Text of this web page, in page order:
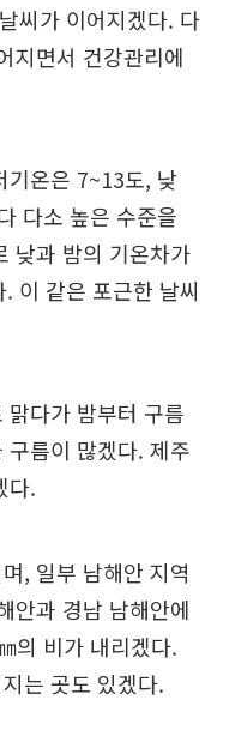
씨가 이어지겠다. 다
지면서 건강관리에
기온은 7~13도, 낮
다소 높은 수준을
낮과 밤의 기온차가
이 같은 포근한 날씨
다가 밤부터 구름
름이 많겠다. 제주
다.
, 일부 남해안 지역
안과 경남 남해안에
의 비가 내리겠다.
는 곳도 있겠다.